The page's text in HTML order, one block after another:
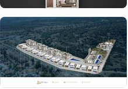
betydeligt øger udlejnings-
lejligheder med havudsigt i
Projektoversigt –
Villas